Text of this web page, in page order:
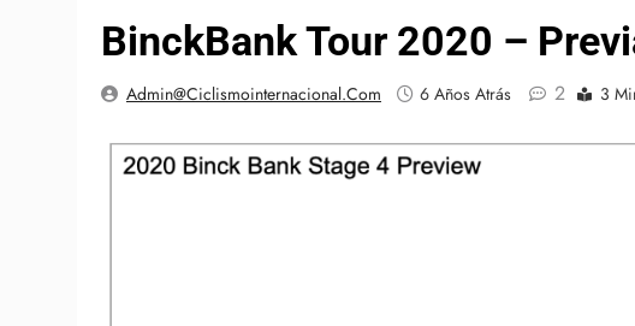
BinckBank Tour 2020 –
Admin@ciclismointernacional.com 6 Años Atrás 2 3